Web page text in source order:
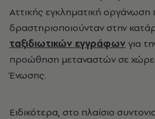
Αττικής εγκληματική οργάνωση
δραστηριοποιούνταν στην
ταξιδιωτικών εγγράφων για
προώθηση μεταναστών σε
Ένωσης.
Ειδικότερα, στο πλαίσιο